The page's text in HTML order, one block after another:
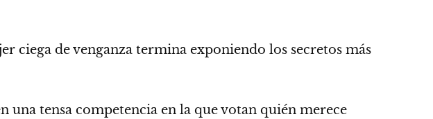
ciega de venganza termina exponiendo los secretos más
una tensa competencia en la que votan quién merece